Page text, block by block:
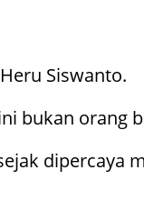
Siswanto.
bukan orang
dipercaya